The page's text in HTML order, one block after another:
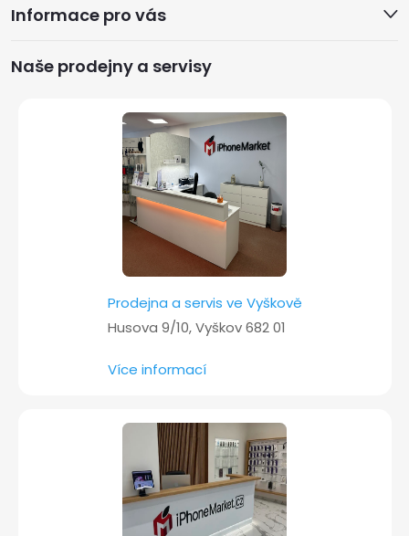
a
Informace pro vás
Naše prodejny a servisy
Prodejna a servis ve Vyškově
Husova 9/10, Vyškov 682 01
Více informací